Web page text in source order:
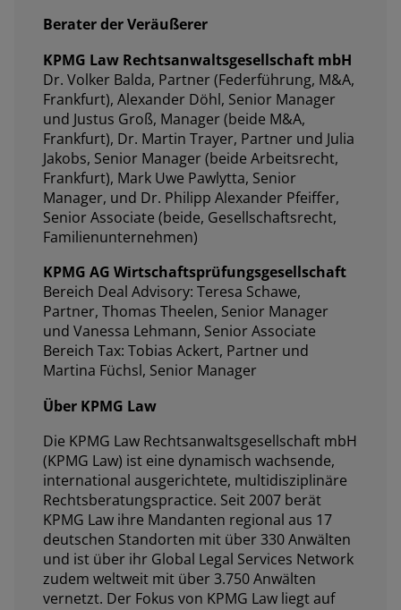
Berater der Veräußerer
KPMG Law Rechtsanwaltsgesellschaft mbH
Dr. Volker Balda, Partner (Federführung, M&A,
Frankfurt), Alexander Döhl, Senior Manager
und Justus Groß, Manager (beide M&A,
Frankfurt), Dr. Martin Trayer, Partner und Julia
Jakobs, Senior Manager (beide Arbeitsrecht,
Frankfurt), Mark Uwe Pawlytta, Senior
Manager, und Dr. Philipp Alexander Pfeiffer,
Senior Associate (beide, Gesellschaftsrecht,
Familienunternehmen)
KPMG AG Wirtschaftsprüfungsgesellschaft
Bereich Deal Advisory: Teresa Schawe,
Partner, Thomas Theelen, Senior Manager
und Vanessa Lehmann, Senior Associate
Bereich Tax: Tobias Ackert, Partner und
Martina Füchsl, Senior Manager
Über KPMG Law
Die KPMG Law Rechtsanwaltsgesellschaft mbH
(KPMG Law) ist eine dynamisch wachsende,
international ausgerichtete, multidisziplinäre
Rechtsberatungspractice. Seit 2007 berät
KPMG Law ihre Mandanten regional aus 17
deutschen Standorten mit über 330 Anwälten
und ist über ihr Global Legal Services Network
zudem weltweit mit über 3.750 Anwälten
vernetzt. Der Fokus von KPMG Law liegt auf